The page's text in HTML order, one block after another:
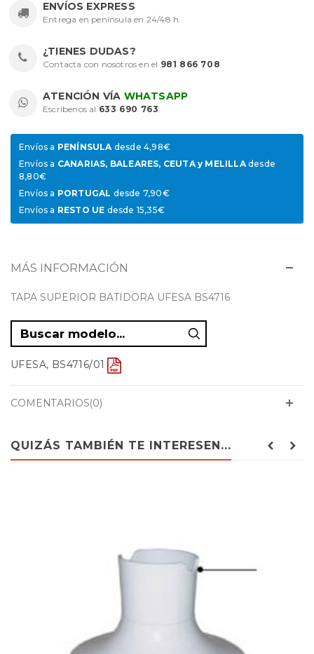
ENVÍOS EXPRESS
Entrega en península en 24/48 h.
¿TIENES DUDAS?
Contacta con nosotros en el 981 866 708.
ATENCIÓN VÍA WHATSAPP
Escríbenos al 633 690 763.
Envíos a PENÍNSULAdesde 4,98€
Envíos a CANARIAS, BALEARES, CEUTA y MELILLAdesde
8,80€
Envíos a PORTUGAL desde 7,90€
Envíos a RESTO UE desde 15,35€
MÁS INFORMACIÓN
TAPA SUPERIOR BATIDORA UFESA BS4716
UFESA, BS4716/01
COMENTARIOS(0)
QUIZÁS TAMBIÉN TE INTERESEN...